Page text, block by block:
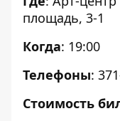
площадь, 3-1
Когда: 19:00
Телефоны:
Стоимость